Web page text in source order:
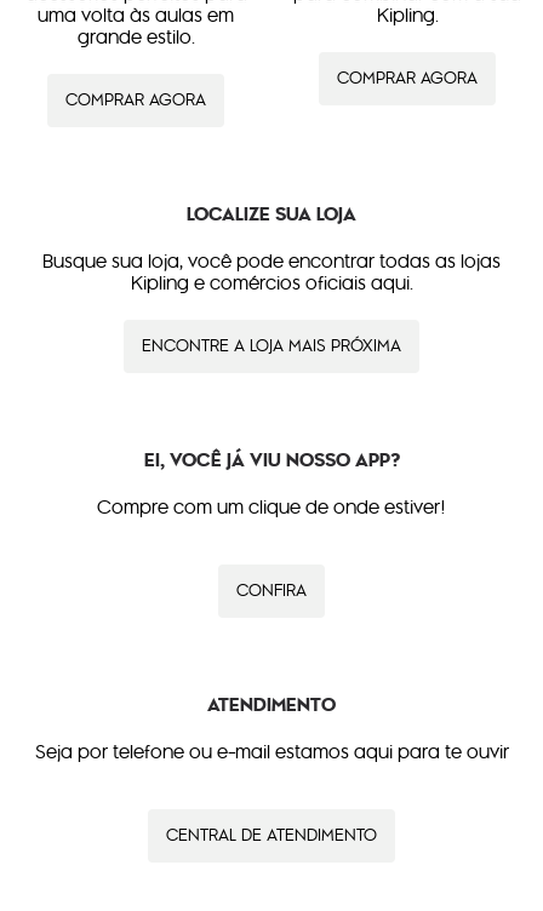
uma volta às aulas em
grande estilo.
COMPRAR AGORA
Kipling.
COMPRAR AGORA
LOCALIZE SUA LOJA
Busque sua loja, você pode encontrar todas as lojas
Kipling e comércios oficiais aqui.
ENCONTRE A LOJA MAIS PRÓXIMA
EI, VOCÊ JÁ VIU NOSSO APP?
Compre com um clique de onde estiver!
CONFIRA
ATENDIMENTO
Seja por telefone ou e-mail estamos aqui para te ouvir
CENTRAL DE ATENDIMENTO